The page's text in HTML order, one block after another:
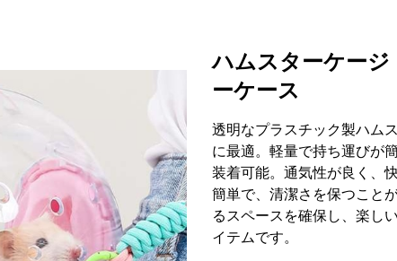
ハムスターケー
ーケース
透明なプラスチック製ハム
に最適。軽量で持ち運びが
装着可能。通気性が良く、
簡単で、清潔さを保つこと
るスペースを確保し、楽し
イテムです。